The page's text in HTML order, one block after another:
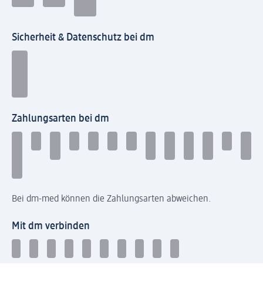
Sicherheit & Datenschutz bei dm
Zahlungsarten bei dm
Bei dm-med können die Zahlungsarten abweichen.
Mit dm verbinden